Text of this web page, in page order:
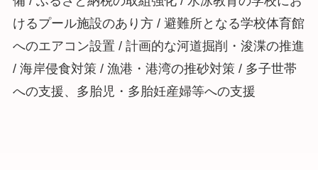
けるプール施設のあり方 / 避難所となる学校体育館
へのエアコン設置 / 計画的な河道掘削・浚渫の推進
/ 海岸侵食対策 / 漁港・港湾の推砂対策 / 多子世帯
への支援、多胎児・多胎妊産婦等への支援